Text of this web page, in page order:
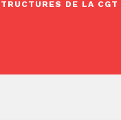
DE LA CGT